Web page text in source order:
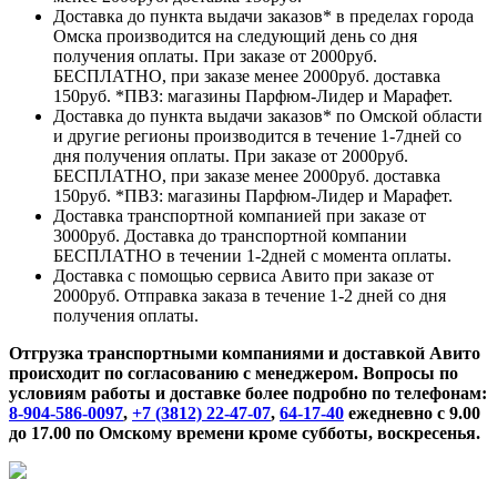
Доставка до пункта выдачи заказов* в пределах города
Омска производится на следующий день со дня
получения оплаты. При заказе от 2000руб.
БЕСПЛАТНО, при заказе менее 2000руб. доставка
150руб. *ПВЗ: магазины Парфюм-Лидер и Марафет.
Доставка до пункта выдачи заказов* по Омской области
и другие регионы производится в течение 1-7дней со
дня получения оплаты. При заказе от 2000руб.
БЕСПЛАТНО, при заказе менее 2000руб. доставка
150руб. *ПВЗ: магазины Парфюм-Лидер и Марафет.
Доставка транспортной компанией при заказе от
3000руб. Доставка до транспортной компании
БЕСПЛАТНО в течении 1-2дней с момента оплаты.
Доставка с помощью сервиса Авито при заказе от
2000руб. Отправка заказа в течение 1-2 дней со дня
получения оплаты.
Отгрузка транспортными компаниями и доставкой Авито
происходит по согласованию с менеджером. Вопросы по
условиям работы и доставке более подробно по телефонам:
8-904-586-0097, +7 (3812) 22-47-07, 64-17-40 ежедневно с 9.00
до 17.00 по Омскому времени кроме субботы, воскресенья.